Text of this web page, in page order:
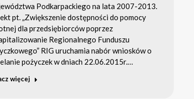
Podkarpackiego na lata 2007-2013.
pt. „Zwiększenie dostępności do pomocy
dla przedsiębiorców poprzez
Regionalnego Funduszu
RIG uruchamia nabór wniosków o
pożyczek w dniach 22.06.2015r.…
więcej